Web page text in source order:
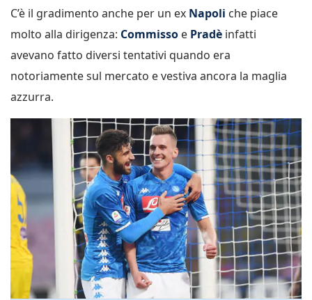
C’è il gradimento anche per un ex Napoli che piace
molto alla dirigenza: Commisso e Pradè infatti
avevano fatto diversi tentativi quando era
notoriamente sul mercato e vestiva ancora la maglia
azzurra.